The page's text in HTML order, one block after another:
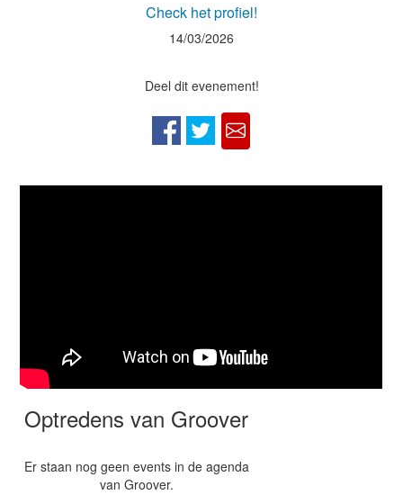
Check het profiel!
14/03/2026
Deel dit evenement!
Optredens van Groover
Er staan nog geen events in de agenda
van Groover.